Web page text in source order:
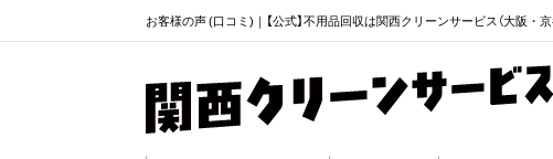
お客様の声 (口コミ)｜【公式】不用品回収は関西クリーンサービス（大阪・